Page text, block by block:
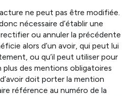
ne peut pas être modifiée.
nécessaire d’établir une
ou annuler la précédente
alors d’un avoir, qui peut lui
ou qu’il peut utiliser pour
plus des mentions obligatoires
doit porter la mention
référence au numéro de la